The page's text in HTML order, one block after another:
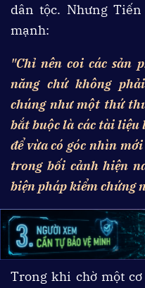
dân tộc. Nhưng
mạnh:
"Chỉ nên coi các sản
năng chứ không
chúng như một thứ
bắt buộc là các tài liệu
để vừa có góc nhìn
trong bối cảnh hiện
biện pháp kiểm chứng
Trong khi chờ một